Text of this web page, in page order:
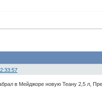
в Мейджоре новую Теану 2,5 л,